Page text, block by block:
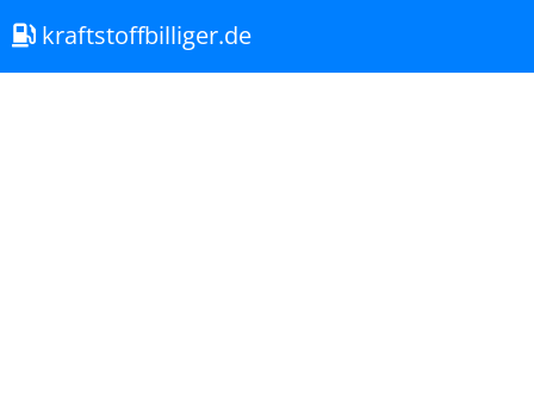
kraftstoffbilliger.de